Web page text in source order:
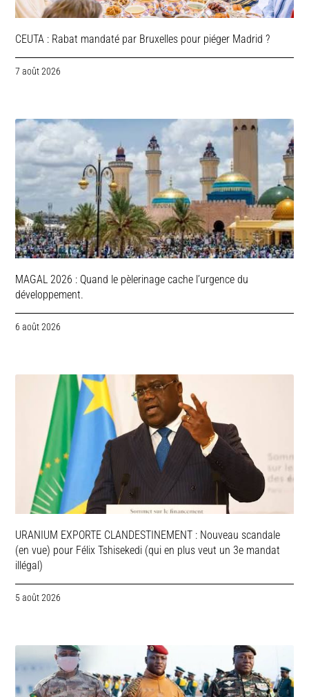
CEUTA : Rabat mandaté par Bruxelles pour piéger Madrid ?
7 août 2026
MAGAL 2026 : Quand le pèlerinage cache l’urgence du
développement.
6 août 2026
URANIUM EXPORTE CLANDESTINEMENT : Nouveau scandale
(en vue) pour Félix Tshisekedi (qui en plus veut un 3e mandat
illégal)
5 août 2026